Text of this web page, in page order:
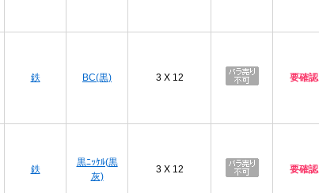
鉄 BC(黒) 3 X 12 要確認
鉄
黒ﾆｯｹﾙ(黒
灰)
3 X 12 要確認